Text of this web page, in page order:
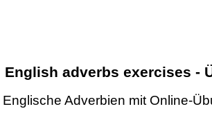
English adverbs exercises -
Englische Adverbien mit Online-